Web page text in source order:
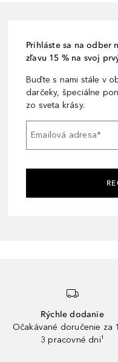
Prihláste sa na odber
zľavu 15 % na svoj
Buďte s nami stále v
darčeky, špeciálne
zo sveta krásy.
Emailová adresa*
Rýchle dodanie
Očakávané doručenie za
3 pracovné dni¹